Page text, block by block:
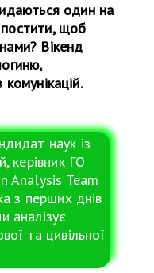
один на
щоб
Вікенд
наук із
керівник ГО
Analysis Team
з перших днів
аналізує
та цивільної